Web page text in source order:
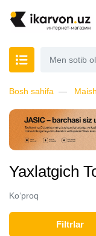
Bosh sahifa
Yaxlatgich
Ko‘proq
Filtrlar